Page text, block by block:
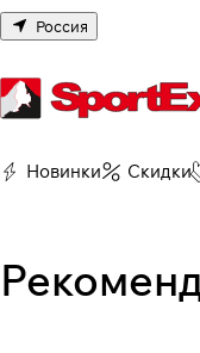
Россия
Новинки Скидки